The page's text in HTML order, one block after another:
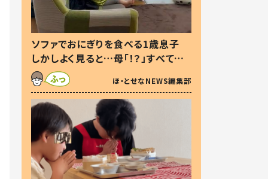
ソファでおにぎりを食べる1歳息子
しかしよく見ると…母「！？」すべてを
察した母の投稿に「可愛いから許
す！」「現行犯〜」
ほ・とせなNEWS編集部